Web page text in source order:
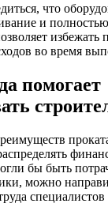
что
и
избежать
во время
помогает
бы быть
можно